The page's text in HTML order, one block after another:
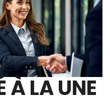
À LA UNE